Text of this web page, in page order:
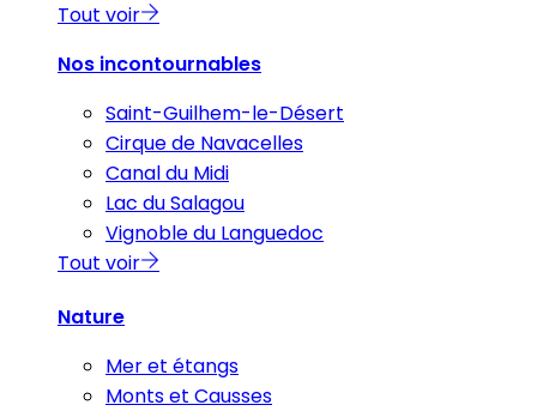
Tout voir
Nos incontournables
Saint-Guilhem-le-Désert
Cirque de Navacelles
Canal du Midi
Lac du Salagou
Vignoble du Languedoc
Tout voir
Nature
Mer et étangs
Monts et Causses